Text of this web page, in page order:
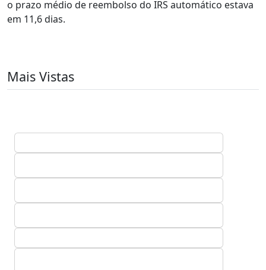
o prazo médio de reembolso do IRS automático estava
em 11,6 dias.
Mais Vistas